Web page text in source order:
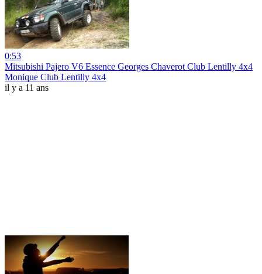
0:53
Mitsubishi Pajero V6 Essence Georges Chaverot Club Lentilly 4x4
Monique Club Lentilly 4x4
il y a 11 ans